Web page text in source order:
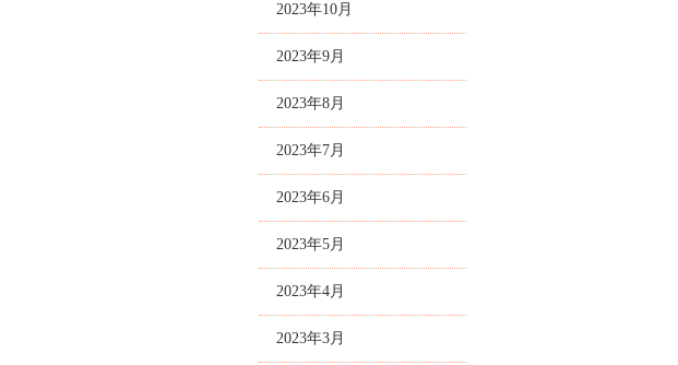
2023年10月
2023年9月
2023年8月
2023年7月
2023年6月
2023年5月
2023年4月
2023年3月